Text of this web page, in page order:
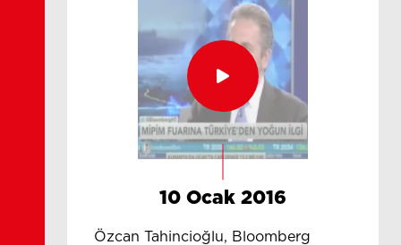
10 Ocak 2016
Özcan Tahincioğlu, Bloomberg